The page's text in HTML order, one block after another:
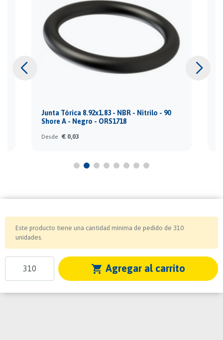
Junta Tórica 8.92x1.83 - NBR - Nitrilo - 90
Shore A - Negro - ORS1718
Desde € 0,03
Este producto tiene una cantidad mínima de pedido de 310
unidades.
shopping_cart Agregar al carrito